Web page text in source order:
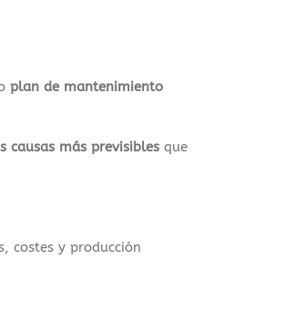
plan de mantenimiento
causas más previsibles que
costes y producción